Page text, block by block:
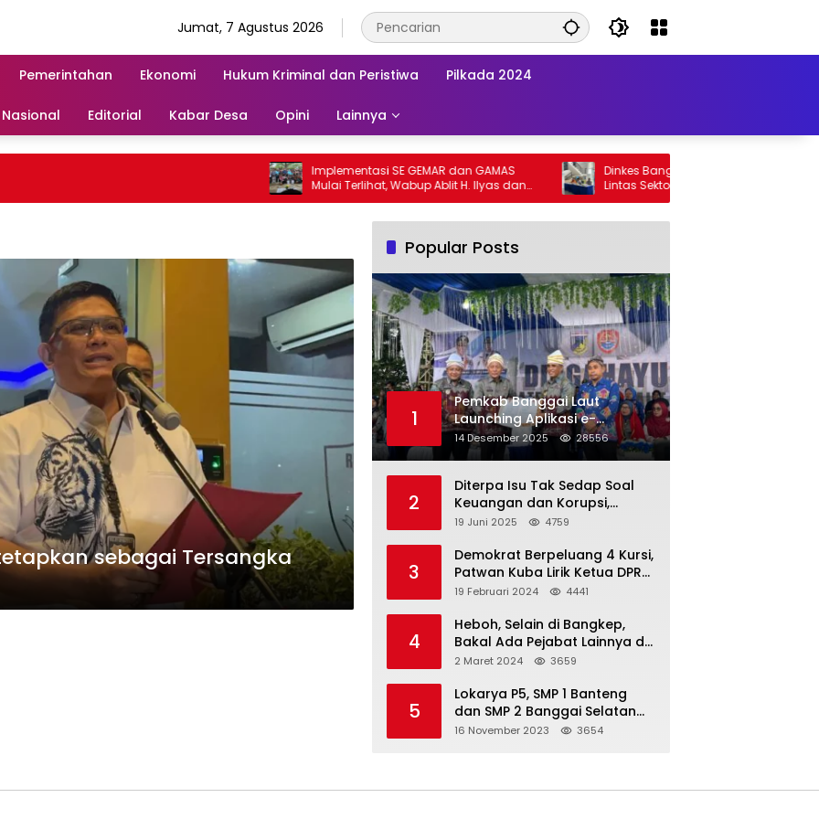
Jumat, 7 Agustus 2026
Pemerintahan Ekonomi Hukum Kriminal dan Peristiwa Pilkada 2024
Nasional Editorial Kabar Desa Opini Lainnya
Implementasi SE GEMAR dan GAMAS
Mulai Terlihat, Wabup Ablit H. Ilyas dan
Para Ayah di Banggai Laut Kompak
Dinkes Banggai Laut Gelar Pertemuan
Lintas Sektor Perkuat Upaya Penurunan
Stunting di Banggai Laut
sebagai Tersangka
Popular Posts
1
Pemkab Banggai Laut
Launching Aplikasi e-
Balimang V.3, Integrasikan
SAKIP hingga Satu Data
14 Desember 2025 28556
2
Diterpa Isu Tak Sedap Soal
Keuangan dan Korupsi,
Pemda Balut Sebut Isu Tak
19 Juni 2025 4759
3
Demokrat Berpeluang 4 Kursi,
Patwan Kuba Lirik Ketua DPRD
Banggai Laut
19 Februari 2024 4441
4
Heboh, Selain di Bangkep,
Bakal Ada Pejabat Lainnya di
Banggai Laut yang Bakal di
2 Maret 2024 3659
5
Lokarya P5, SMP 1 Banteng
dan SMP 2 Banggai Selatan
Curi Perhatian
16 November 2023 3654